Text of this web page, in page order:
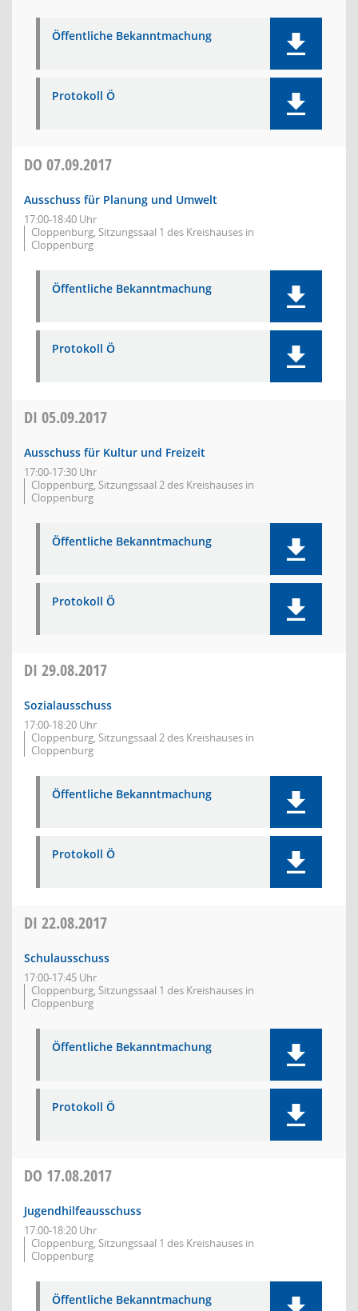
Öffentliche Bekanntmachung
Protokoll Ö
DO 07.09.2017
Ausschuss für Planung und Umwelt
17:00-18:40 Uhr
Cloppenburg, Sitzungssaal 1 des Kreishauses in
Cloppenburg
Öffentliche Bekanntmachung
Protokoll Ö
DI 05.09.2017
Ausschuss für Kultur und Freizeit
17:00-17:30 Uhr
Cloppenburg, Sitzungssaal 2 des Kreishauses in
Cloppenburg
Öffentliche Bekanntmachung
Protokoll Ö
DI 29.08.2017
Sozialausschuss
17:00-18:20 Uhr
Cloppenburg, Sitzungssaal 2 des Kreishauses in
Cloppenburg
Öffentliche Bekanntmachung
Protokoll Ö
DI 22.08.2017
Schulausschuss
17:00-17:45 Uhr
Cloppenburg, Sitzungssaal 1 des Kreishauses in
Cloppenburg
Öffentliche Bekanntmachung
Protokoll Ö
DO 17.08.2017
Jugendhilfeausschuss
17:00-18:20 Uhr
Cloppenburg, Sitzungssaal 1 des Kreishauses in
Cloppenburg
Öffentliche Bekanntmachung